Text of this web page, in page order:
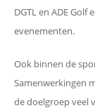
DGTL en ADE
evenementen.
Ook binnen de
Samenwerkingen
de doelgroep veel